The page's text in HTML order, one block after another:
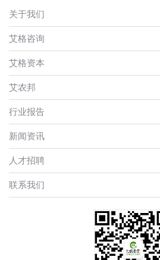
关于我们
艾格咨询
艾格资本
艾农邦
行业报告
新闻资讯
人才招聘
联系我们